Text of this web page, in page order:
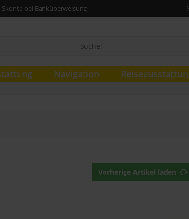
Skonto bei Banküberweisung
Navigation
Vorherige Artikel laden